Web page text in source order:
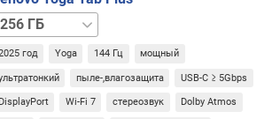
512 ГБ
год Yoga 144 Гц мощный
пыле-,влагозащита USB-C ≥ 5Gbps
DisplayPort Wi-Fi 7 стереозвук Dolby Atmos